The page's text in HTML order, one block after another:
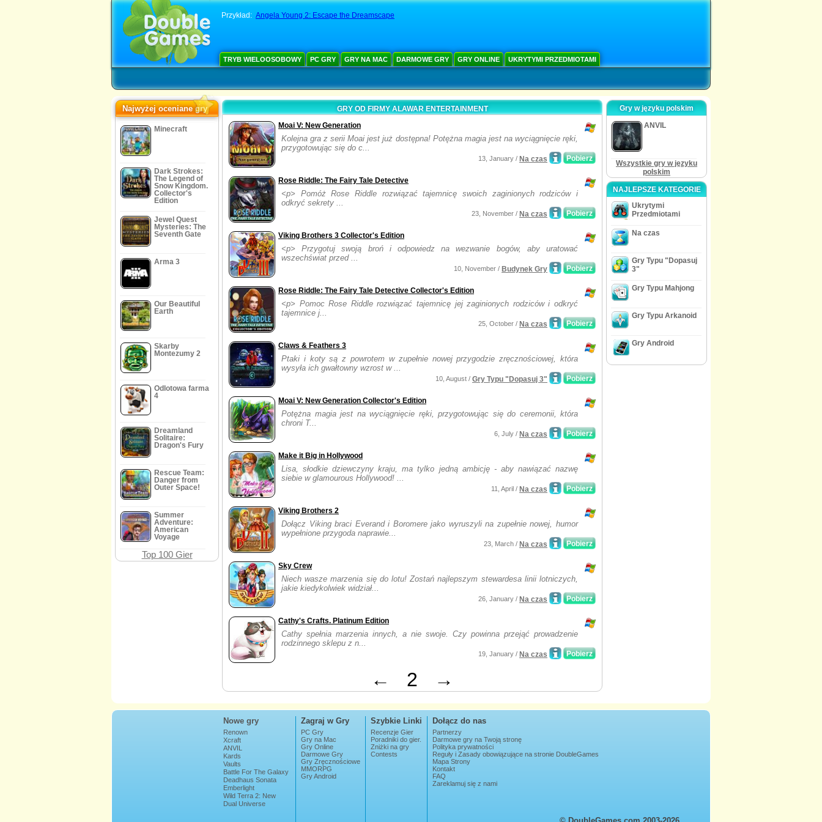
Przykład: Angela Young 2: Escape the Dreamscape
TRYB WIELOOSOBOWY PC GRY GRY NA MAC DARMOWE GRY GRY ONLINE UKRYTYMI PRZEDMIOTAMI
Najwyżej oceniane gry
Minecraft
Dark Strokes:
The Legend of
Snow Kingdom.
Collector's
Edition
Jewel Quest
Mysteries: The
Seventh Gate
Arma 3
Our Beautiful
Earth
Skarby
Montezumy 2
Odlotowa farma
4
Dreamland
Solitaire:
Dragon's Fury
Rescue Team:
Danger from
Outer Space!
Summer
Adventure:
American
Voyage
Top 100 Gier
GRY OD FIRMY ALAWAR ENTERTAINMENT
Moai V: New Generation
Kolejna gra z serii Moai jest już dostępna! Potężna magia jest na wyciągnięcie ręki,
przygotowując się do c...
Pobierz
13, January / Na czas
Rose Riddle: The Fairy Tale Detective
<p> Pomóż Rose Riddle rozwiązać tajemnicę swoich zaginionych rodziców i
odkryć sekrety ...
Pobierz
23, November / Na czas
Viking Brothers 3 Collector's Edition
<p> Przygotuj swoją broń i odpowiedz na wezwanie bogów, aby uratować
wszechświat przed ...
Pobierz
10, November / Budynek Gry
Rose Riddle: The Fairy Tale Detective Collector's Edition
<p> Pomoc Rose Riddle rozwiązać tajemnicę jej zaginionych rodziców i odkryć
tajemnice j...
Pobierz
25, October / Na czas
Claws & Feathers 3
Ptaki i koty są z powrotem w zupełnie nowej przygodzie zręcznościowej, która
wysyła ich gwałtowny wzrost w ...
Pobierz
10, August / Gry Typu "Dopasuj 3"
Moai V: New Generation Collector's Edition
Potężna magia jest na wyciągnięcie ręki, przygotowując się do ceremonii, która
chroni T...
Pobierz
6, July / Na czas
Make it Big in Hollywood
Lisa, słodkie dziewczyny kraju, ma tylko jedną ambicję - aby nawiązać nazwę
siebie w glamourous Hollywood! ...
Pobierz
11, April / Na czas
Viking Brothers 2
Dołącz Viking braci Everand i Boromere jako wyruszyli na zupełnie nowej, humor
wypełnione przygoda naprawie...
Pobierz
23, March / Na czas
Sky Crew
Niech wasze marzenia się do lotu! Zostań najlepszym stewardesa linii lotniczych,
jakie kiedykolwiek widział...
Pobierz
26, January / Na czas
Cathy's Crafts. Platinum Edition
Cathy spełnia marzenia innych, a nie swoje. Czy powinna przejąć prowadzenie
rodzinnego sklepu z n...
Pobierz
19, January / Na czas
← 2 →
Gry w języku polskim
ANVIL
Wszystkie gry w języku
polskim
NAJLEPSZE KATEGORIE
Ukrytymi
Przedmiotami
Na czas
Gry Typu "Dopasuj
3"
Gry Typu Mahjong
Gry Typu Arkanoid
Gry Android
Nowe gry
Renown
Xcraft
ANVIL
Kards
Vaults
Battle For The Galaxy
Deadhaus Sonata
Emberlight
Wild Terra 2: New
Lands
Dual Universe
Zagraj w Gry
PC Gry
Gry na Mac
Gry Online
Darmowe Gry
Gry Zręcznościowe
MMORPG
Gry Android
Szybkie Linki
Recenzje Gier
Poradniki do gier.
Zniżki na gry
Contests
Dołącz do nas
Partnerzy
Darmowe gry na Twoją stronę
Polityka prywatności
Reguły i Zasady obowiązujące na stronie DoubleGames
Mapa Strony
Kontakt
FAQ
Zareklamuj się z nami